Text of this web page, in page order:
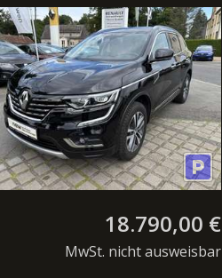
2t
18.790,00 €
MwSt. nicht ausweisbar